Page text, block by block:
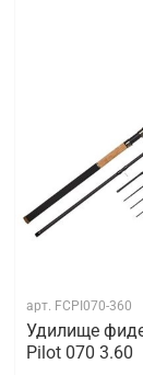
арт. FCPI070-360
Удилище
Pilot 070 3.60